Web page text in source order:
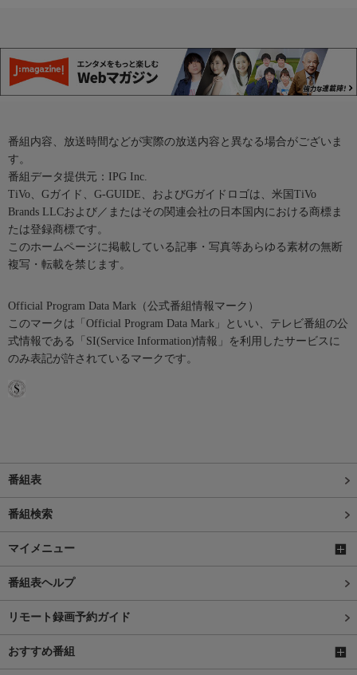
番組内容、放送時間などが実際の放送内容と異なる場合がございま
す。
番組データ提供元：IPG Inc.
TiVo、Gガイド、G-GUIDE、およびGガイドロゴは、米国TiVo
Brands LLCおよび／またはその関連会社の日本国内における商標ま
たは登録商標です。
このホームページに掲載している記事・写真等あらゆる素材の無断
複写・転載を禁じます。
Official Program Data Mark（公式番組情報マーク）
このマークは「Official Program Data Mark」といい、テレビ番組の公
式情報である「SI(Service Information)情報」を利用したサービスに
のみ表記が許されているマークです。
番組表
番組検索
マイメニュー
番組表ヘルプ
リモート録画予約ガイド
おすすめ番組